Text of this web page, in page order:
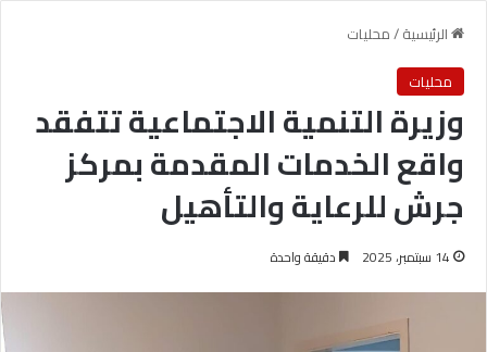
الرئيسية/محليات
محليات
وزيرة التنمية الاجتماعية تتفقد
واقع الخدمات المقدمة بمركز
جرش للرعاية والتأهيل
14 سبتمبر، 2025 دقيقة واحدة